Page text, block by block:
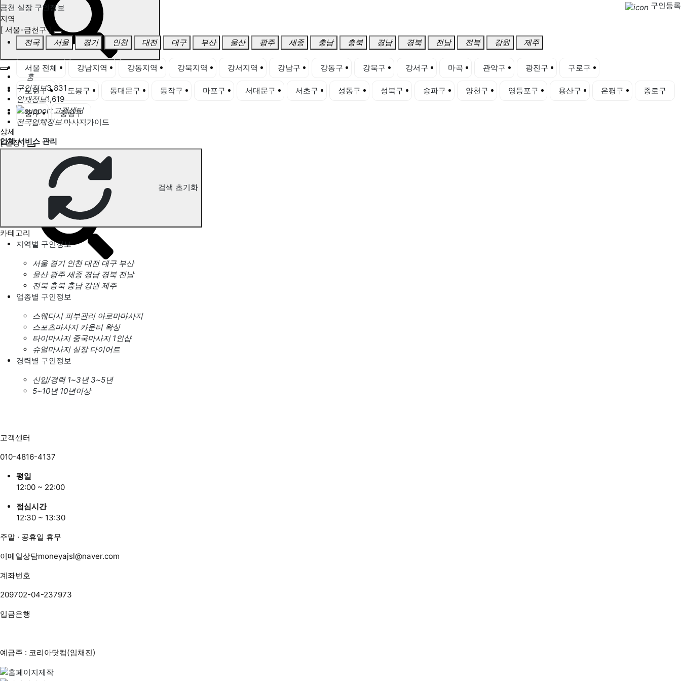
홈
구인정보3,831
인재정보1,619
고객센터
전국업체정보 마사지가이드
업체 서비스 관리
개인 서비스 관리
금천 실장 구인정보
금천 실장 구인정보
구인등록
지역
[ 서울-금천구 ]
전국
서울 경기 인천 대전 대구 부산 울산 광주 세종 충남 충북 경남 경북 전남 전북 강원 제주
서울 전체 강남지역 강동지역 강북지역 강서지역 강남구 강동구 강북구 강서구 마곡 관악구 광진구 구로구
노원구 도봉구 동대문구 동작구 마포구 서대문구 서초구 성동구 성북구 송파구 양천구 영등포구 용산구 은평구 종로구
중구
중랑구
상세
[ 실장 ]
검색 초기화
카테고리
지역별 구인정보
서울 경기 인천 대전 대구 부산
울산 광주 세종 경남 경북 전남
전북 충북 충남 강원 제주
업종별 구인정보
스웨디시 피부관리 아로마마사지
스포츠마사지 카운터 왁싱
타이마사지 중국마사지 1인샵
슈얼마사지 실장 다이어트
경력별 구인정보
신입/경력 1~3년 3~5년
5~10년 10년이상
고객센터
010-4816-4137
평일
12:00 ~ 22:00
점심시간
12:30 ~ 13:30
주말 · 공휴일 휴무
이메일상담moneyajsl@naver.com
계좌번호
209702-04-237973
입금은행
예금주 : 코리아닷컴(임채진)